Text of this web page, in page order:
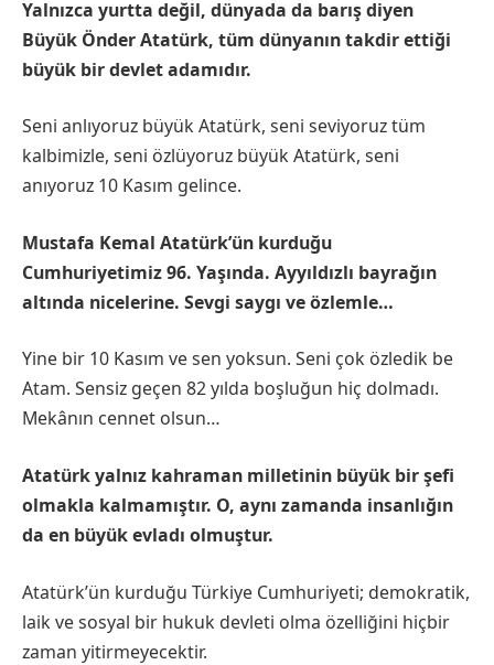
Yalnızca yurtta değil, dünyada da barış diyen
Büyük Önder Atatürk, tüm dünyanın takdir ettiği
büyük bir devlet adamıdır.
Seni anlıyoruz büyük Atatürk, seni seviyoruz tüm
kalbimizle, seni özlüyoruz büyük Atatürk, seni
anıyoruz 10 Kasım gelince.
Mustafa Kemal Atatürk’ün kurduğu
Cumhuriyetimiz 96. Yaşında. Ayyıldızlı bayrağın
altında nicelerine. Sevgi saygı ve özlemle…
Yine bir 10 Kasım ve sen yoksun. Seni çok özledik be
Atam. Sensiz geçen 82 yılda boşluğun hiç dolmadı.
Mekânın cennet olsun…
Atatürk yalnız kahraman milletinin büyük bir şefi
olmakla kalmamıştır. O, aynı zamanda insanlığın
da en büyük evladı olmuştur.
Atatürk’ün kurduğu Türkiye Cumhuriyeti; demokratik,
laik ve sosyal bir hukuk devleti olma özelliğini hiçbir
zaman yitirmeyecektir.